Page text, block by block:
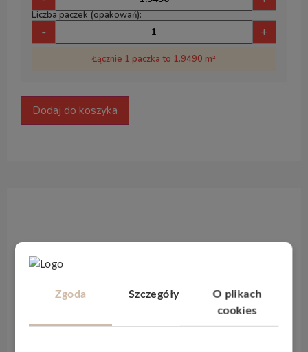
Liczba paczek (opakowań):
- +
Łącznie 1 paczka to 1.9490 m²
Dodaj do koszyka
Panele podłogowe
podkreślająca charakter wnętrza kolorystyka –
od klasycznych dębów po kolorystykę drzew
egzotycznych. Zarówno we wnętrzach
Zgoda Szczegóły
O plikach
cookies